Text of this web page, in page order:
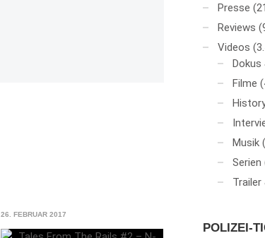
26. FEBRUAR 2017
Presse
Reviews
Videos
Dokus
Filme
Musik
Serien
Trailer
POLIZEI-